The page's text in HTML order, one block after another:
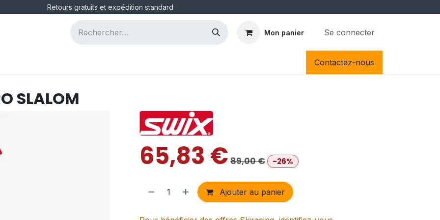
Retours gratuits et expédition standard
Mon panier Se connecter
Contactez-nous
SLALOM
65,83 € 89,00€ -26%
Ajouter au panier